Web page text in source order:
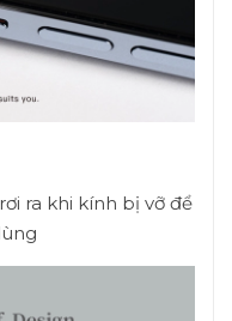
ra khi kính bị vỡ để